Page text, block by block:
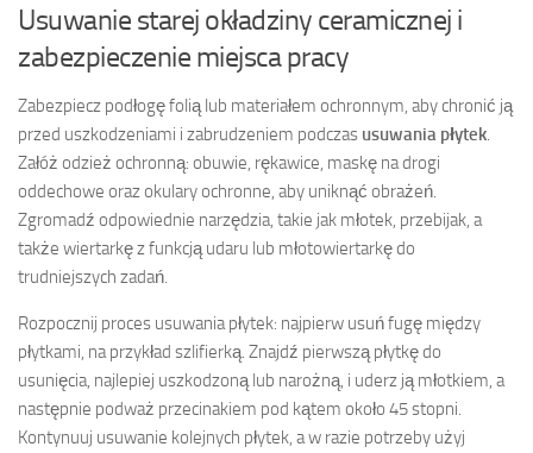
Usuwanie starej okładziny ceramicznej i
zabezpieczenie miejsca pracy
Zabezpiecz podłogę folią lub materiałem ochronnym, aby chronić ją
przed uszkodzeniami i zabrudzeniem podczas usuwania płytek
Załóż odzież ochronną: obuwie, rękawice, maskę na drogi
oddechowe oraz okulary ochronne, aby uniknąć obrażeń.
Zgromadź odpowiednie narzędzia, takie jak młotek, przebijak, a
także wiertarkę z funkcją udaru lub młotowiertarkę do
trudniejszych zadań.
Rozpocznij proces usuwania płytek: najpierw usuń fugę między
płytkami, na przykład szlifierką. Znajdź pierwszą płytkę do
usunięcia, najlepiej uszkodzoną lub narożną, i uderz ją młotkiem, a
następnie podważ przecinakiem pod kątem około 45 stopni.
Kontynuuj usuwanie kolejnych płytek, a w razie potrzeby użyj